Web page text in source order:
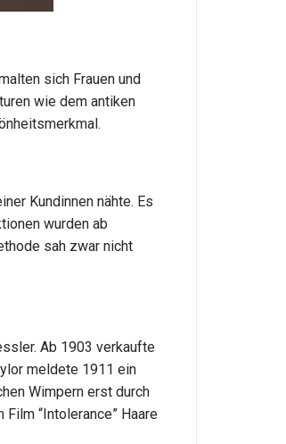
sich Frauen und
wie dem antiken
Kundinnen nähte. Es
wurden ab
sah zwar nicht
Ab 1903 verkaufte
meldete 1911 ein
Wimpern erst durch
“Intolerance” Haare